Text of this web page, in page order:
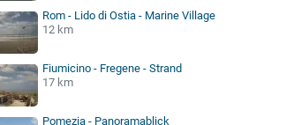
Rom - Lido di Ostia - Marine Village
12 km
Fiumicino - Fregene - Strand
17 km
Pomezia - Panoramablick